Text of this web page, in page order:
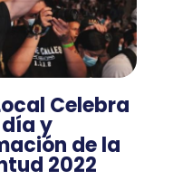
Celebra
y
de la
2022